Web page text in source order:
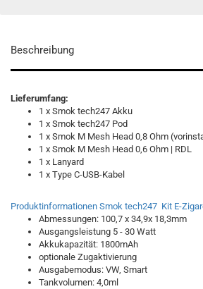
Beschreibung
Lieferumfang:
1 x Smok tech247 Akku
1 x Smok tech247 Pod
1 x Smok M Mesh Head 0,8 Ohm
1 x Smok M Mesh Head 0,6 Ohm | RDL
1 x Lanyard
1 x Type C-USB-Kabel
Produktinformationen Smok tech247 Kit E-
Abmessungen: 100,7 x 34,9x 18,3mm
Ausgangsleistung 5 - 30 Watt
Akkukapazität: 1800mAh
optionale Zugaktivierung
Ausgabemodus: VW, Smart
Tankvolumen: 4,0ml